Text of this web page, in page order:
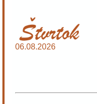
06.08.2026